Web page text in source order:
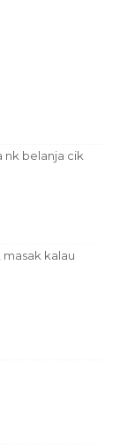
nk belanja cik
kalau